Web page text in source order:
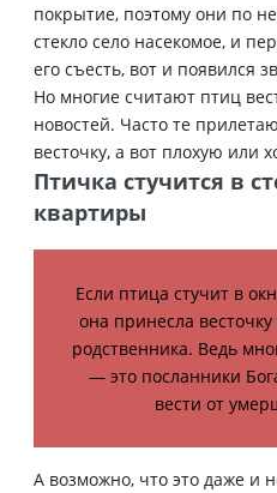
покрытие, поэтому они по
стекло село насекомое, и
его съесть, вот и появился
Но многие считают птиц
новостей. Часто те
весточку, а вот плохую или
Птичка стучится в
квартиры
Если птица стучит в
она принесла
родственника. Ведь
— это посланники
вести от
А возможно, что это даже и